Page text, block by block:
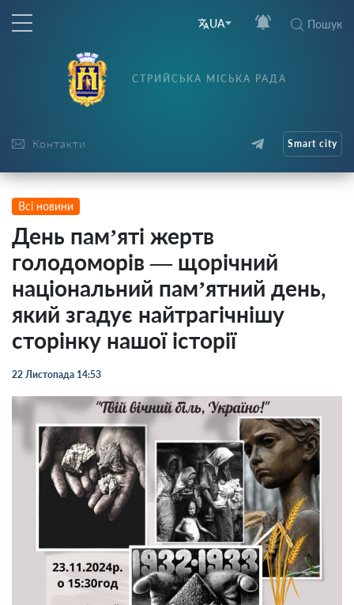
UA Пошук
Контакти
СТРИЙСЬКА МІСЬКА РАДА
Smart city
Всі новини
День пам’яті жертв
голодоморів — щорічний
національний пам’ятний день,
який згадує найтрагічнішу
сторінку нашої історії
22 Листопада 14:53